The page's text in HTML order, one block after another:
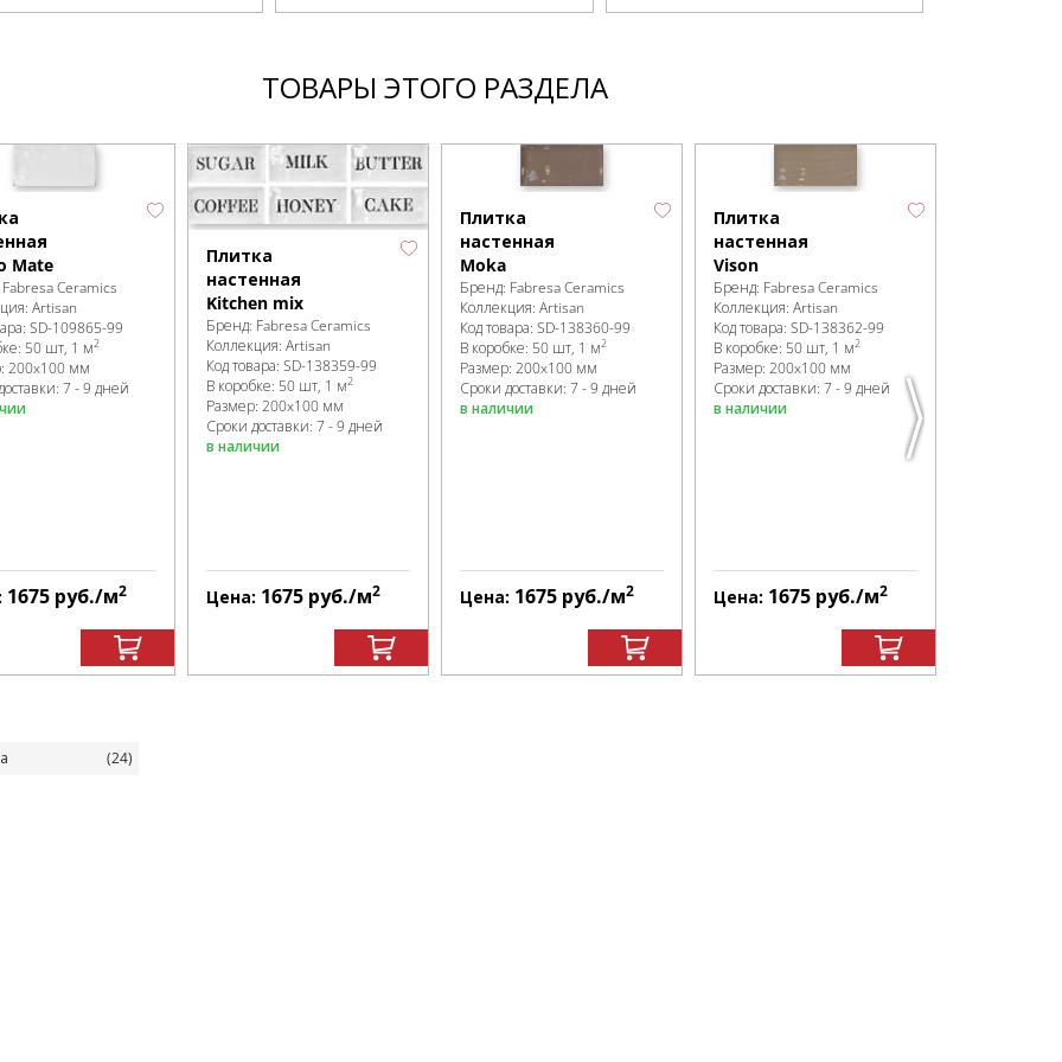
ТОВАРЫ ЭТОГО РАЗДЕЛА
Mate
Fabresa Ceramics
Artisan
SD-109865-99
: 50 шт, 1 м2
200x100 мм
7 - 9 дней
1675 руб./м2
Плитка
настенная
Kitchen mix
Бренд: Fabresa Ceramics
Коллекция: Artisan
Код товара: SD-138359-99
В коробке: 50 шт, 1 м2
Размер: 200x100 мм
Сроки доставки: 7 - 9 дней
в наличии
Цена: 1675 руб./м2
Плитка
настенная
Moka
Бренд: Fabresa Ceramics
Коллекция: Artisan
Код товара: SD-138360-99
В коробке: 50 шт, 1 м2
Размер: 200x100 мм
Сроки доставки: 7 - 9 дней
в наличии
Цена: 1675 руб./м2
Плитка
настенная
Vison
Бренд: Fabresa Ceramics
Коллекция: Artisan
Код товара: SD-138362-99
В коробке: 50 шт, 1 м2
Размер: 200x100 мм
Сроки доставки: 7 - 9 дней
в наличии
Цена: 1675 руб./м2
(24)